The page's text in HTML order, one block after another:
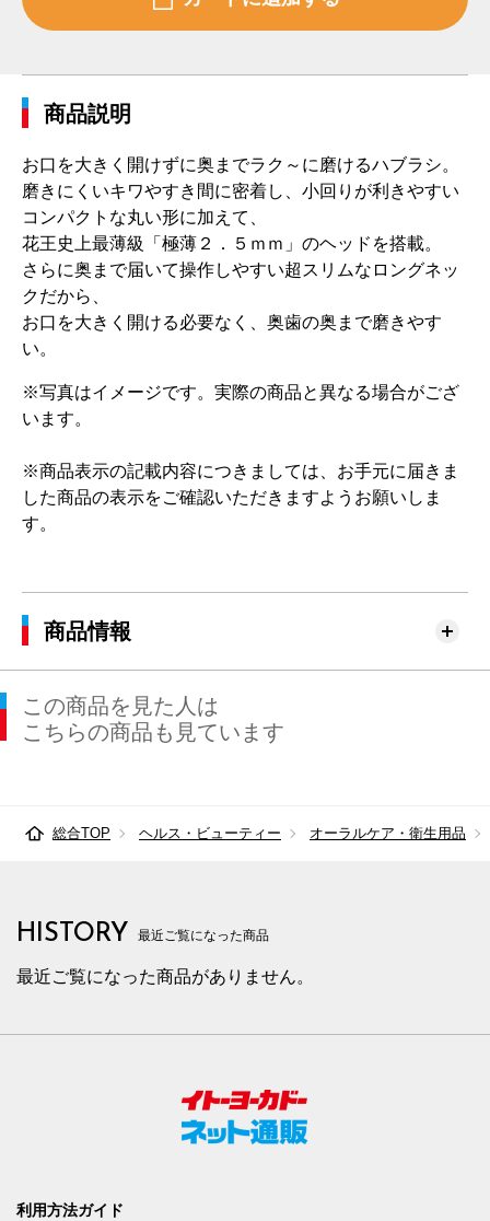
商品説明
お口を大きく開けずに奥までラク～に磨けるハブラシ。
磨きにくいキワやすき間に密着し、小回りが利きやすい
コンパクトな丸い形に加えて、
花王史上最薄級「極薄２．５ｍｍ」のヘッドを搭載。
さらに奥まで届いて操作しやすい超スリムなロングネッ
クだから、
お口を大きく開ける必要なく、奥歯の奥まで磨きやす
い。
※写真はイメージです。実際の商品と異なる場合がござ
います。
※商品表示の記載内容につきましては、お手元に届きま
した商品の表示をご確認いただきますようお願いしま
す。
商品情報
この商品を見た人は
こちらの商品も見ています
総合TOP ヘルス・ビューティー オーラルケア・衛生用品
HISTORY 最近ご覧になった商品
最近ご覧になった商品がありません。
利用方法ガイド